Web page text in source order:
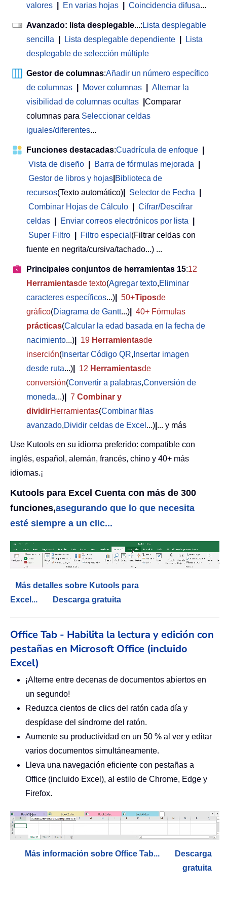
valores
En varias hojas Coincidencia difusa...
Avanzado: lista desplegable...: Lista desplegable
sencilla
Lista desplegable dependiente
Lista
desplegable de selección múltiple
Gestor de columnas:Añadir un número específico
de columnas
Mover columnas
Alternar la
visibilidad de columnas ocultas
Comparar
columnas para Seleccionar celdas
iguales/diferentes...
Funciones destacadas:Cuadrícula de enfoque
Vista de diseño
Barra de fórmulas mejorada
Gestor de libros y hojas Biblioteca de
recursos(Texto automático) Selector de Fecha
Combinar Hojas de Cálculo
Cifrar/Descifrar
celdas
Enviar correos electrónicos por lista
Super Filtro
Filtro especial (Filtrar celdas con
fuente en negrita/cursiva/tachado...) ...
Principales conjuntos de herramientas 15:12
Herramientasde texto(Agregar texto,Eliminar
caracteres específicos...) 50+Tiposde
gráfico(Diagrama de Gantt...)
40+ Fórmulas
prácticas(Calcular la edad basada en la fecha de
nacimiento...) 19 Herramientasde
inserción( Insertar Código QR, Insertar imagen
desde ruta...) 12 Herramientasde
conversión(Convertir a palabras,Conversión de
moneda...) 7 Combinar y
dividirHerramientas(Combinar filas
avanzado,Dividir celdas de Excel ...) ... y más
Use Kutools en su idioma preferido: compatible con
inglés, español, alemán, francés, chino y 40+ más
idiomas.¡
Kutools para Excel Cuenta con más de 300
funciones,asegurando que lo que necesita
esté siempre a un clic...
Más detalles sobre Kutools para
Excel...
Descarga gratuita
Office Tab - Habilita la lectura y edición con
pestañas en Microsoft Office (incluido
Excel)
¡Alterne entre decenas de documentos abiertos en
un segundo!
Reduzca cientos de clics del ratón cada día y
despídase del síndrome del ratón.
Aumente su productividad en un 50 % al ver y editar
varios documentos simultáneamente.
Lleva una navegación eficiente con pestañas a
Office (incluido Excel), al estilo de Chrome, Edge y
Firefox.
Más información sobre Office Tab...
Descarga
gratuita